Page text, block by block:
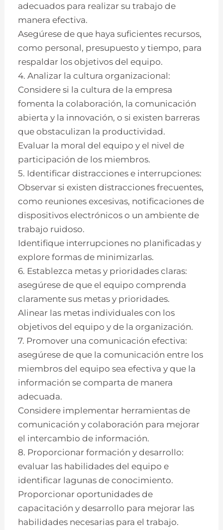
adecuados para realizar su trabajo de
manera efectiva.
Asegúrese de que haya suficientes recursos,
como personal, presupuesto y tiempo, para
respaldar los objetivos del equipo.
4. Analizar la cultura organizacional:
Considere si la cultura de la empresa
fomenta la colaboración, la comunicación
abierta y la innovación, o si existen barreras
que obstaculizan la productividad.
Evaluar la moral del equipo y el nivel de
participación de los miembros.
5. Identificar distracciones e interrupciones:
Observar si existen distracciones frecuentes,
como reuniones excesivas, notificaciones de
dispositivos electrónicos o un ambiente de
trabajo ruidoso.
Identifique interrupciones no planificadas y
explore formas de minimizarlas.
6. Establezca metas y prioridades claras:
asegúrese de que el equipo comprenda
claramente sus metas y prioridades.
Alinear las metas individuales con los
objetivos del equipo y de la organización.
7. Promover una comunicación efectiva:
asegúrese de que la comunicación entre los
miembros del equipo sea efectiva y que la
información se comparta de manera
adecuada.
Considere implementar herramientas de
comunicación y colaboración para mejorar
el intercambio de información.
8. Proporcionar formación y desarrollo:
evaluar las habilidades del equipo e
identificar lagunas de conocimiento.
Proporcionar oportunidades de
capacitación y desarrollo para mejorar las
habilidades necesarias para el trabajo.